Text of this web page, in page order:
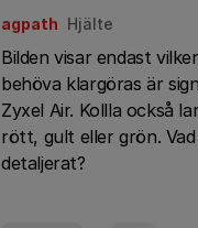
agpath Hjälte
Bilden visar endast
behöva klargöras är
Zyxel Air. Kollla också
rött, gult eller grön.
detaljerat?